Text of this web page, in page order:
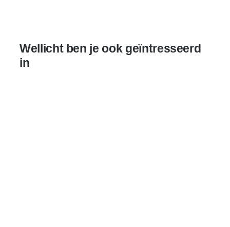
Wellicht ben je ook geïntresseerd
in